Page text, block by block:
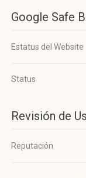
Google Safe
Estatus del Website
Status
Revisión de
Reputación